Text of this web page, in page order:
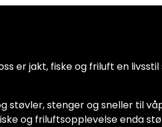
er jakt, fiske og friluft en livsstil
støvler, stenger og sneller til
og friluftsopplevelse enda